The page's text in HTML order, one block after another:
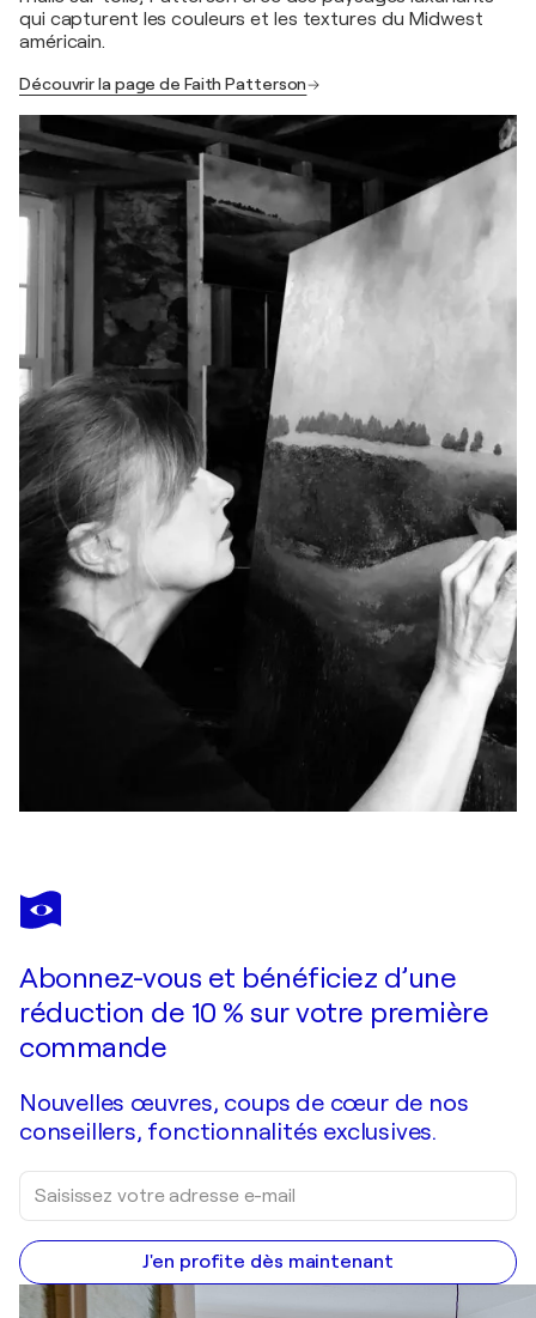
qui capturent les couleurs et les textures du Midwest
américain.
Découvrir la page de Faith Patterson
Abonnez-vous et bénéficiez d’une
réduction de 10 % sur votre première
commande
Nouvelles œuvres, coups de cœur de nos
conseillers, fonctionnalités exclusives.
J'en profite dès maintenant